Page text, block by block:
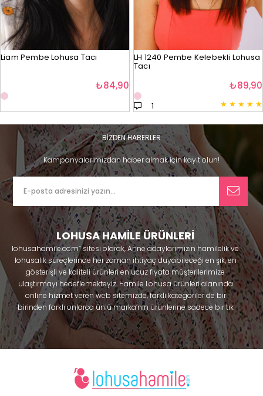
Liam Pembe Lohusa Tacı
₺84,90
LH 1240 Pembe Kelebekli Lohusa
Tacı
★ ★ ★ ★ ★
1
₺89,90
BİZDEN HABERLER
Kampanyalarımızdan haber almak için kayıt olun!
LOHUSA HAMİLE ÜRÜNLERİ
lohusahamile.com’’ sitesi olarak, Anne adaylarımızın hamilelik ve
lohusalık süreçlerinde her zaman ihtiyaç duyabileceği en şık, en
gösterişli ve kaliteli ürünleri en ucuz fiyata müşterilerimize
ulaştırmayı hedeflemekteyiz. Hamile Lohusa ürünleri alanında
online hizmet veren web sitemizde, farklı kategoriler de bir
birinden farklı onlarca ünlü marka’nın ürünlerine sadece bir tık
uzaklıkta olacaksınız. Hem hamilelik öncesi hem doğum sonrası
kullanabileceğiniz ürünler ile gebelik döneminizi huzur içinde
geçirmenize yardımcı olmaya çalışmaktayız. Annelerimizin
sabahlık, hamile pijama, hamile gecelik, Emzirme sütyeni,
Emzirme atleti, Lohusa taç ve terlik gibi ürünleri bir çok model
seçenekleriyle bir birinden güzel kombinler yaparak güven içinde